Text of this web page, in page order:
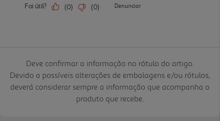
Deve confirmar a informação no rótulo do artigo.
Devido a possíveis alterações de embalagens e/ou rótulos,
deverá considerar sempre a informação que acompanha o
produto que recebe.